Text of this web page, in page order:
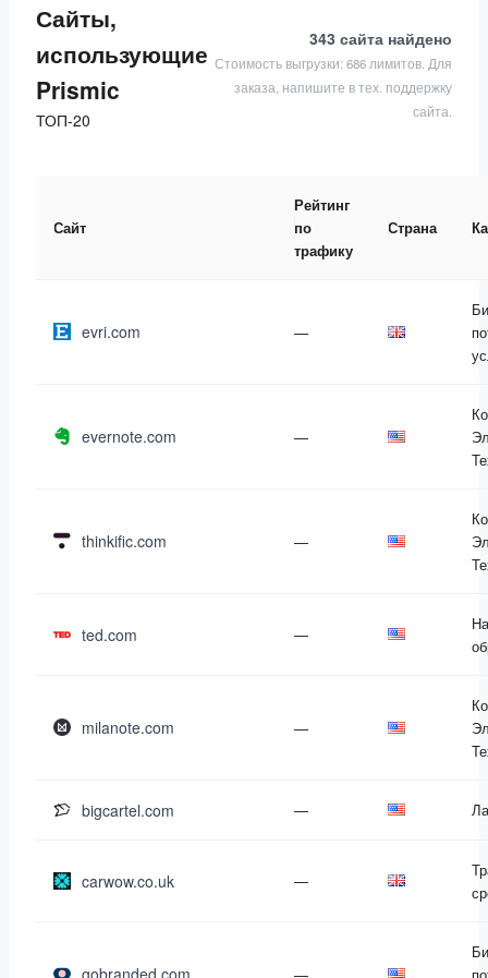
Сайты,
использующие
Prismic
ТОП-20
343 сайта найдено
Стоимость выгрузки: 686 лимитов. Для
заказа, напишите в тех. поддержку
сайта.
Сайт
Рейтинг
по
трафику
Страна
evri.com —
evernote.com —
thinkific.com —
ted.com —
milanote.com —
bigcartel.com —
carwow.co.uk —
gobranded.com